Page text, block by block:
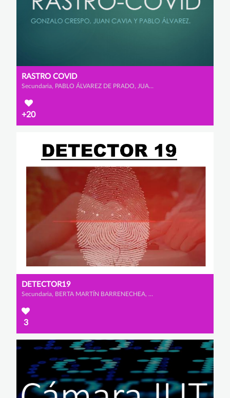
RASTRO COVID
Secundaria, PABLO ÁLVAREZ DE PRADO, JUAN CAVIA BELDA y GONZALO CRESPO RODRÍGUEZ
+20
DETECTOR19
Secundaria, BERTA MARTÍN BARRENECHEA, CELIA FLORIANO VELASCO y LUCÍA GONZÁLEZ RAMOS
3